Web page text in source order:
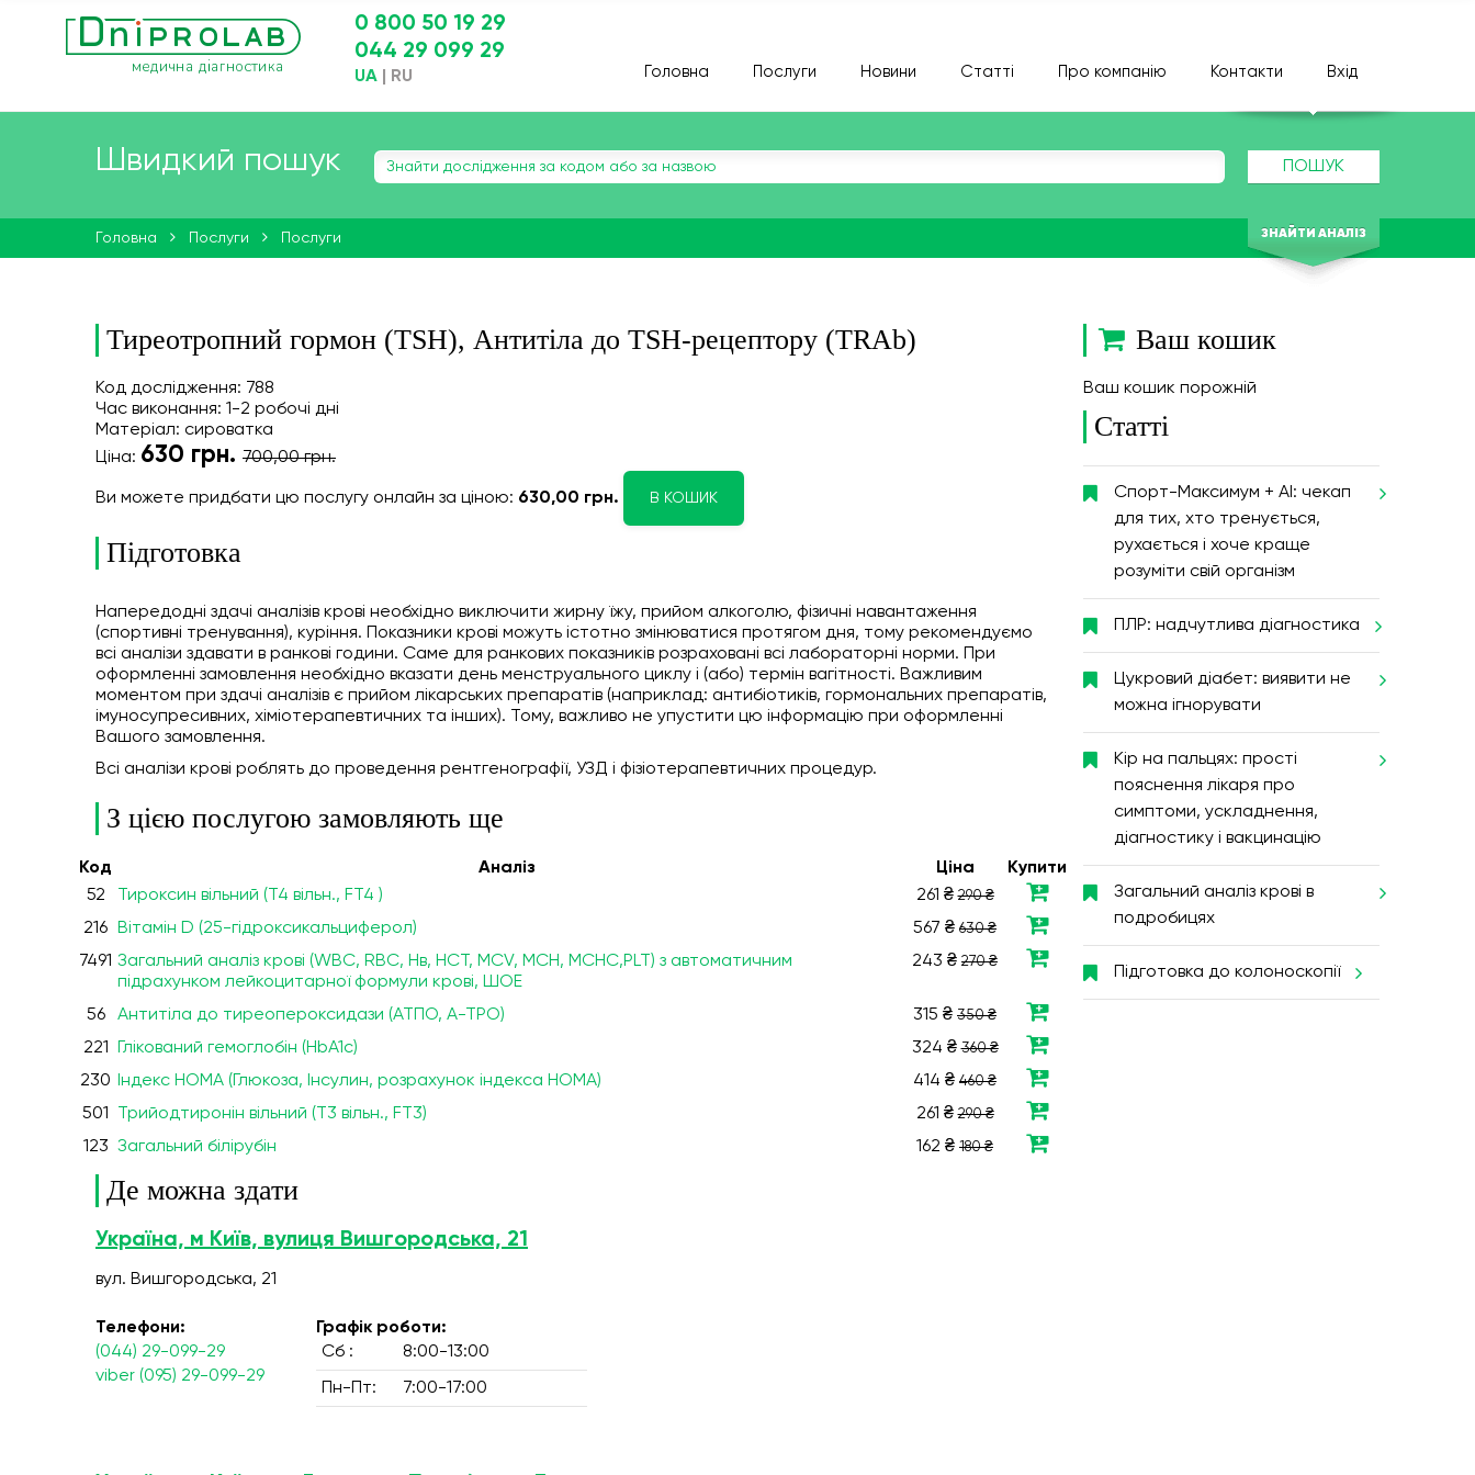
0 800 50 19 29
044 29 099 29
UA RU Головна Послуги Новини Статті Про компанію Контакти Вхід
Швидкий пошук ПОШУК
ЗНАЙТИ АНАЛІЗ
Головна Послуги Послуги
Тиреотропний гормон (TSH), Антитіла до TSH-рецептору (TRAb)
Код дослідження: 788
Час виконання: 1-2 робочі дні
Матеріал: сироватка
Ціна: 630 грн. 700,00 грн.
Ви можете придбати цю послугу онлайн за ціною: 630,00 грн. В КОШИК
Підготовка
Напередодні здачі аналізів крові необхідно виключити жирну їжу, прийом алкоголю, фізичні навантаження
(спортивні тренування), куріння. Показники крові можуть істотно змінюватися протягом дня, тому рекомендуємо
всі аналізи здавати в ранкові години. Саме для ранкових показників розраховані всі лабораторні норми. При
оформленні замовлення необхідно вказати день менструального циклу і (або) термін вагітності. Важливим
моментом при здачі аналізів є прийом лікарських препаратів (наприклад: антибіотиків, гормональних препаратів,
імуносупресивних, хіміотерапевтичних та інших). Тому, важливо не упустити цю інформацію при оформленні
Вашого замовлення.
Всі аналізи крові роблять до проведення рентгенографії, УЗД і фізіотерапевтичних процедур.
З цією послугою замовляють ще
Код Аналiз Ціна
Купити
52
Тироксин вільний (Т4 вільн., FT4 ) 261 ₴290 ₴
216 Вітамін D (25-гідроксикальциферол) 567 ₴ 630 ₴
7491 Загальний аналіз крові (WBC, RBC, Нв, HCT, MCV, МСН, МСНС,PLT) з автоматичним
підрахунком лейкоцитарної формули крові, ШОЕ
243 ₴ 270 ₴
56 Антитіла до тиреопероксидази (ATПO, A-TPO) 315 ₴ 350 ₴
221 Глікований гемоглобін (HbA1c) 324 ₴360 ₴
230 Індекс НОМА (Глюкоза, Інсулин, розрахунок індекса НОМА) 414 ₴ 460 ₴
501 Трийодтиронін вільний (Т3 вільн., FT3) 261 ₴290 ₴
123 Загальний білірубін 162 ₴ 180 ₴
Де можна здати
Україна, м Київ, вулиця Вишгородська, 21
вул. Вишгородська, 21
Телефони:
(044) 29-099-29
viber (095) 29-099-29
Графік роботи:
Сб :
8:00-13:00
Пн-Пт: 7:00-17:00
Ваш кошик
Ваш кошик порожній
Статті
Спорт-Максимум + AI: чекап
для тих, хто тренується,
рухається і хоче краще
розуміти свій організм
ПЛР: надчутлива діагностика
Цукровий діабет: виявити не
можна ігнорувати
Кір на пальцях: прості
пояснення лікаря про
симптоми, ускладнення,
діагностику і вакцинацію
Загальний аналіз крові в
подробицях
Підготовка до колоноскопії